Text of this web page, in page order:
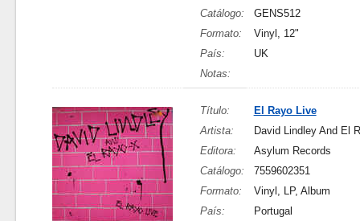
Catálogo:
GENS512
Formato:
Vinyl, 12"
País:
UK
Notas:
Título:
El Rayo Live
Artista:
David Lindley And El
Editora:
Asylum Records
Catálogo:
7559602351
Formato:
Vinyl, LP, Album
País:
Portugal